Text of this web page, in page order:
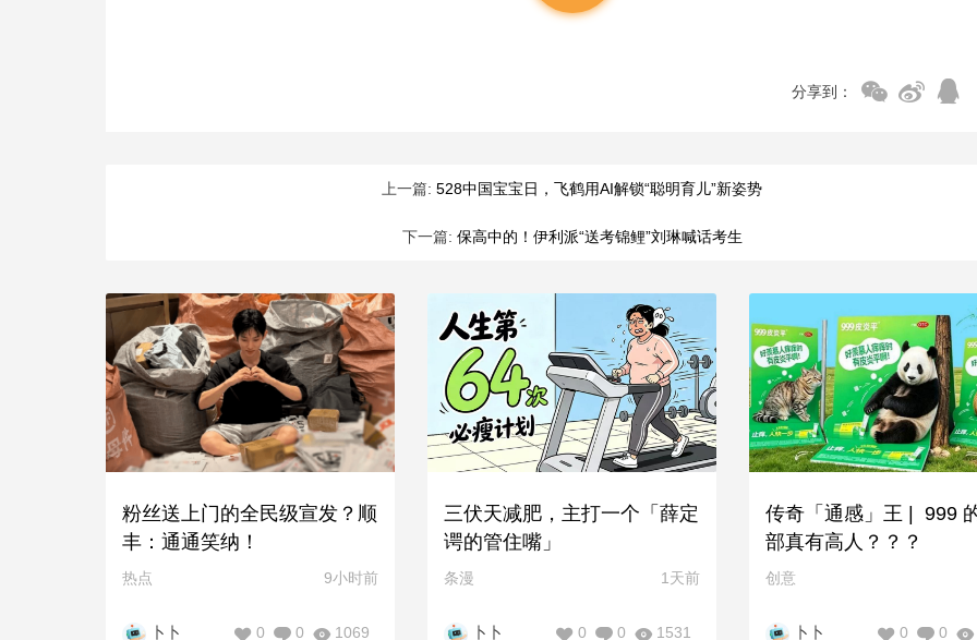
分享到：
上一篇: 528中国宝宝日，飞鹤用AI解锁“聪明育儿”新姿势
下一篇: 保高中的！伊利派“送考锦鲤”刘琳喊话考生
粉丝送上门的全民级宣发？顺
丰：通通笑纳！
热点 9小时前
卜卜 1069
0
0
三伏天减肥，主打一个「薛定
谔的管住嘴」
条漫 1天前
卜卜 1531
0
0
传奇「通感」王 | 999
部真有高人？？？
创意
卜卜 0
0